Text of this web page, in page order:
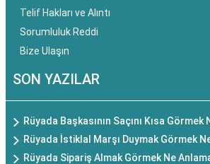
Telif Hakları ve Alıntı
Sorumluluk Reddi
Bize Ulaşın
SON YAZILAR
Rüyada Başkasının Saçını Kısa
Rüyada İstiklal Marşı Duymak Görmek
Rüyada Sipariş Almak Görmek Ne